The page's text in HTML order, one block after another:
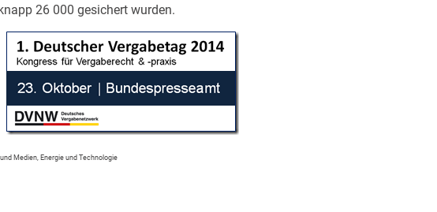
26 000 gesichert wurden.
Medien, Energie und Technologie